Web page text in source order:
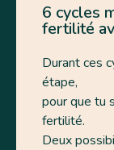
6 cycles
fertilité
Durant ces
étape,
pour que tu
fertilité.
Deux